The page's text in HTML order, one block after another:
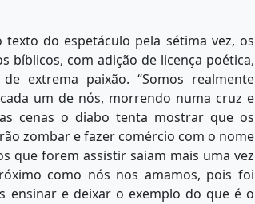
do espetáculo pela sétima vez, os
bíblicos, com adição de licença poética,
extrema paixão. “Somos realmente
um de nós, morrendo numa cruz e
cenas o diabo tenta mostrar que os
zombar e fazer comércio com o nome
que forem assistir saiam mais uma vez
como nós nos amamos, pois foi
ensinar e deixar o exemplo do que é o